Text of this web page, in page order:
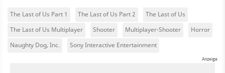
The Last of Us Part 1 The Last of Us Part 2
The Last of Us
The Last of Us Multiplayer
Shooter Multiplayer-Shooter
Horror
Naughty Dog, Inc.
Sony Interactive Entertainment